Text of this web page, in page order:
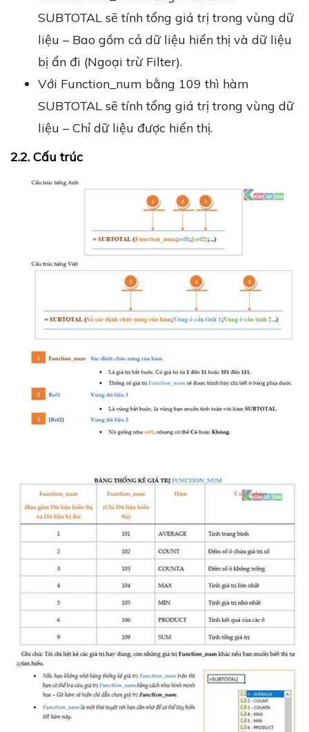
SUBTOTAL sẽ tính tổng giá trị trong vùng dữ
liệu – Bao gồm cả dữ liệu hiển thị và dữ liệu
bị ẩn đi (Ngoại trừ Filter).
Với Function_num bằng 109 thì hàm
SUBTOTAL sẽ tính tổng giá trị trong vùng dữ
liệu – Chỉ dữ liệu được hiển thị.
2.2. Cấu trúc